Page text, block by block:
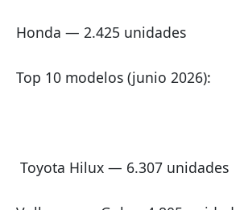
Honda — 2.425 unidades
Top 10 modelos (junio 2026):
Toyota Hilux — 6.307 unidades